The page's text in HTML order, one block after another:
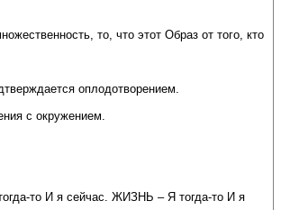
то, что этот Образ от того, кто
оплодотворением.
с окружением.
то И я сейчас. ЖИЗНЬ – Я тогда-то И я